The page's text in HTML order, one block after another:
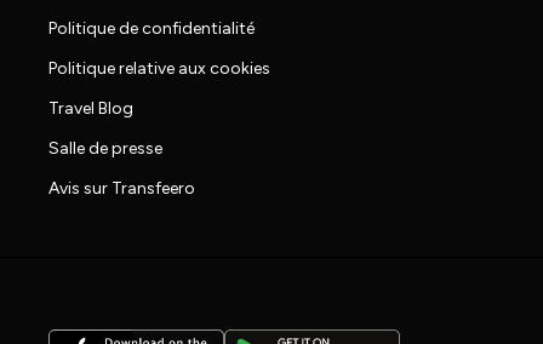
Politique de confidentialité
Politique relative aux cookies
Travel Blog
Salle de presse
Avis sur Transfeero